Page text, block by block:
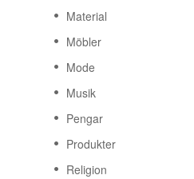
Material
Möbler
Mode
Musik
Pengar
Produkter
Religion